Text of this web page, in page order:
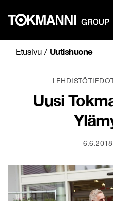
sisältöön
Etusivu/ Uutishuone
Uusi
6.6.2018